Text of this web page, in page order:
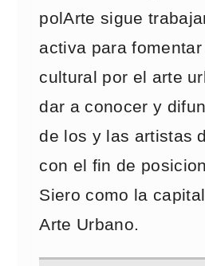
polArte sigue
activa para
cultural por el arte
dar a conocer y
de los y las artistas
con el fin de
Siero como la
Arte Urbano.